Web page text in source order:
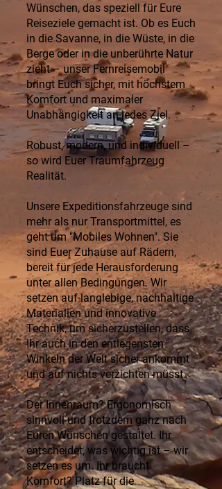
Wünschen, das speziell für Eure
Reiseziele gemacht ist. Ob es Euch
in die Savanne, in die Wüste, in die
Berge oder in die unberührte Natur
zieht – unser Fernreisemobil
bringt Euch sicher, mit höchstem
Komfort und maximaler
Unabhängigkeit an jedes Ziel.
Robust, modern, und individuell –
so wird Euer Traumfahrzeug
Realität.
Unsere Expeditionsfahrzeuge sind
mehr als nur Transportmittel, es
geht um "Mobiles Wohnen". Sie
sind Euer Zuhause auf Rädern,
bereit für jede Herausforderung
unter allen Bedingungen. Wir
setzen auf langlebige, nachhaltige
Materialien und innovative
Technik, um sicherzustellen, dass
Ihr auch in den entlegensten
Winkeln der Welt sicher ankommt
und auf nichts verzichten müsst.
Der Innenraum? Ergonomisch
sinnvoll und trotzdem ganz nach
Euren Wünschen gestaltet. Ihr
entscheidet, was wichtig ist – wir
setzen es um. Ihr braucht
Komfort? Platz für die